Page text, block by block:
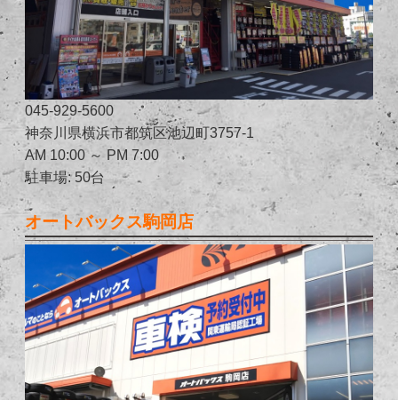
045-929-5600
神奈川県横浜市都筑区池辺町3757-1
AM 10:00 ～ PM 7:00
駐車場: 50台
オートバックス駒岡店